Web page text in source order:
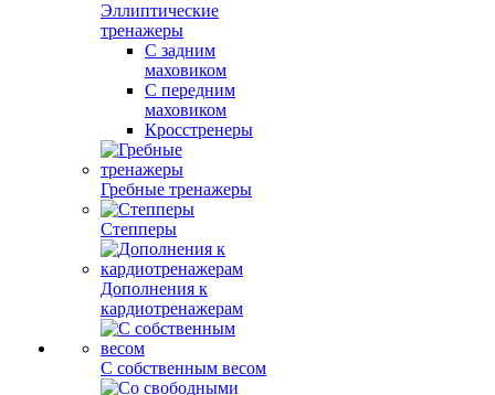
Эллиптические
тренажеры
С задним
маховиком
С передним
маховиком
Кросстренеры
Гребные тренажеры
Степперы
Дополнения к
кардиотренажерам
С собственным весом